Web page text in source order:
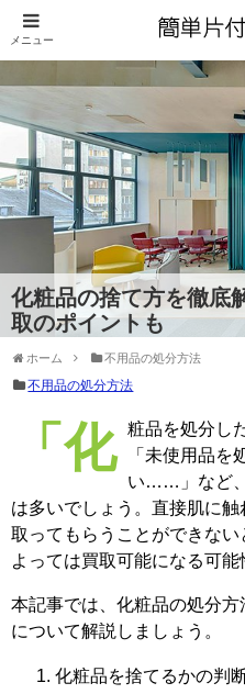
化粧品の捨て方を徹底
取のポイントも
ホーム 不用品の処分方法
不用品の処分方法
「化粧品を処分したいけど中身はどうすべきか」
「未使用品を
い……」など
は多いでしょう。直接肌に
取ってもらうことができな
よっては買取可能になる可能
本記事では、化粧品の処分
について解説しましょう。
化粧品を捨てるかの判